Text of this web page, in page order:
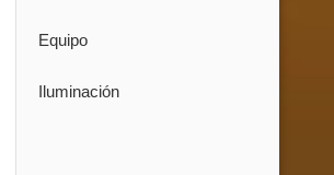
Equipo
Iluminación